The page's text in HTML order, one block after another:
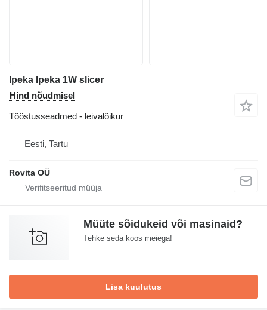
Ipeka Ipeka 1W slicer
Hind nõudmisel
Tööstusseadmed - leivalõikur
Eesti, Tartu
Rovita OÜ
Müüte sõidukeid või masinaid?
Tehke seda koos meiega!
Lisa kuulutus